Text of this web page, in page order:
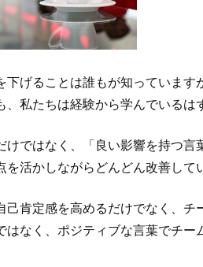
げることは誰もが知っています
私たちは経験から学んでいるは
ではなく、「良い影響を持つ言
活かしながらどんどん改善して
己肯定感を高めるだけでなく、チ
はなく、ポジティブな言葉でチー